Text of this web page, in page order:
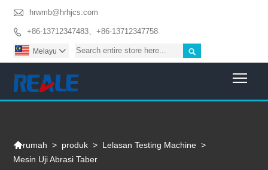
 hrwmb@hrhjcs.com
 +86-13712347483、+86-13712347758

Melayu 
rumah > produk > Lelasan Testing Machine >
Mesin Uji Abrasi Taber